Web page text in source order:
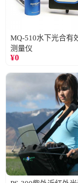
MQ-510水下光合有
测量仪
¥0